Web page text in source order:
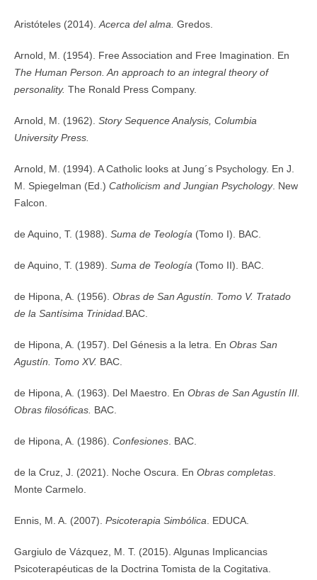
Aristóteles (2014). Acerca del alma. Gredos.
Arnold, M. (1954). Free Association and Free Imagination. En
The Human Person. An approach to an integral theory of
personality. The Ronald Press Company.
Arnold, M. (1962). Story Sequence Analysis, Columbia
University Press.
Arnold, M. (1994). A Catholic looks at Jung´s Psychology. En J.
M. Spiegelman (Ed.) Catholicism and Jungian Psychology. New
Falcon.
de Aquino, T. (1988). Suma de Teología (Tomo I). BAC.
de Aquino, T. (1989). Suma de Teología (Tomo II). BAC.
de Hipona, A. (1956). Obras de San Agustín. Tomo V. Tratado
de la Santísima Trinidad.BAC.
de Hipona, A. (1957). Del Génesis a la letra. En Obras San
Agustín. Tomo XV. BAC.
de Hipona, A. (1963). Del Maestro. En Obras de San Agustín III.
Obras filosóficas. BAC.
de Hipona, A. (1986). Confesiones. BAC.
de la Cruz, J. (2021). Noche Oscura. En Obras completas.
Monte Carmelo.
Ennis, M. A. (2007). Psicoterapia Simbólica. EDUCA.
Gargiulo de Vázquez, M. T. (2015). Algunas Implicancias
Psicoterapéuticas de la Doctrina Tomista de la Cogitativa.